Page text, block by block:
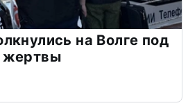
на Волге под
жертвы